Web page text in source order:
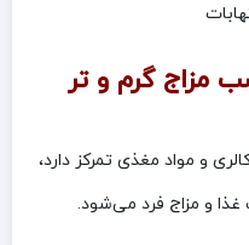
مزاج گرم و تر
و مواد مغذی تمرکز دارد،
و مزاج فرد می‌شود.